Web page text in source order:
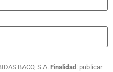
BACO, S.A. Finalidad : publicar